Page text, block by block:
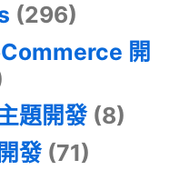
(296)
開
題開發(8)
發(71)